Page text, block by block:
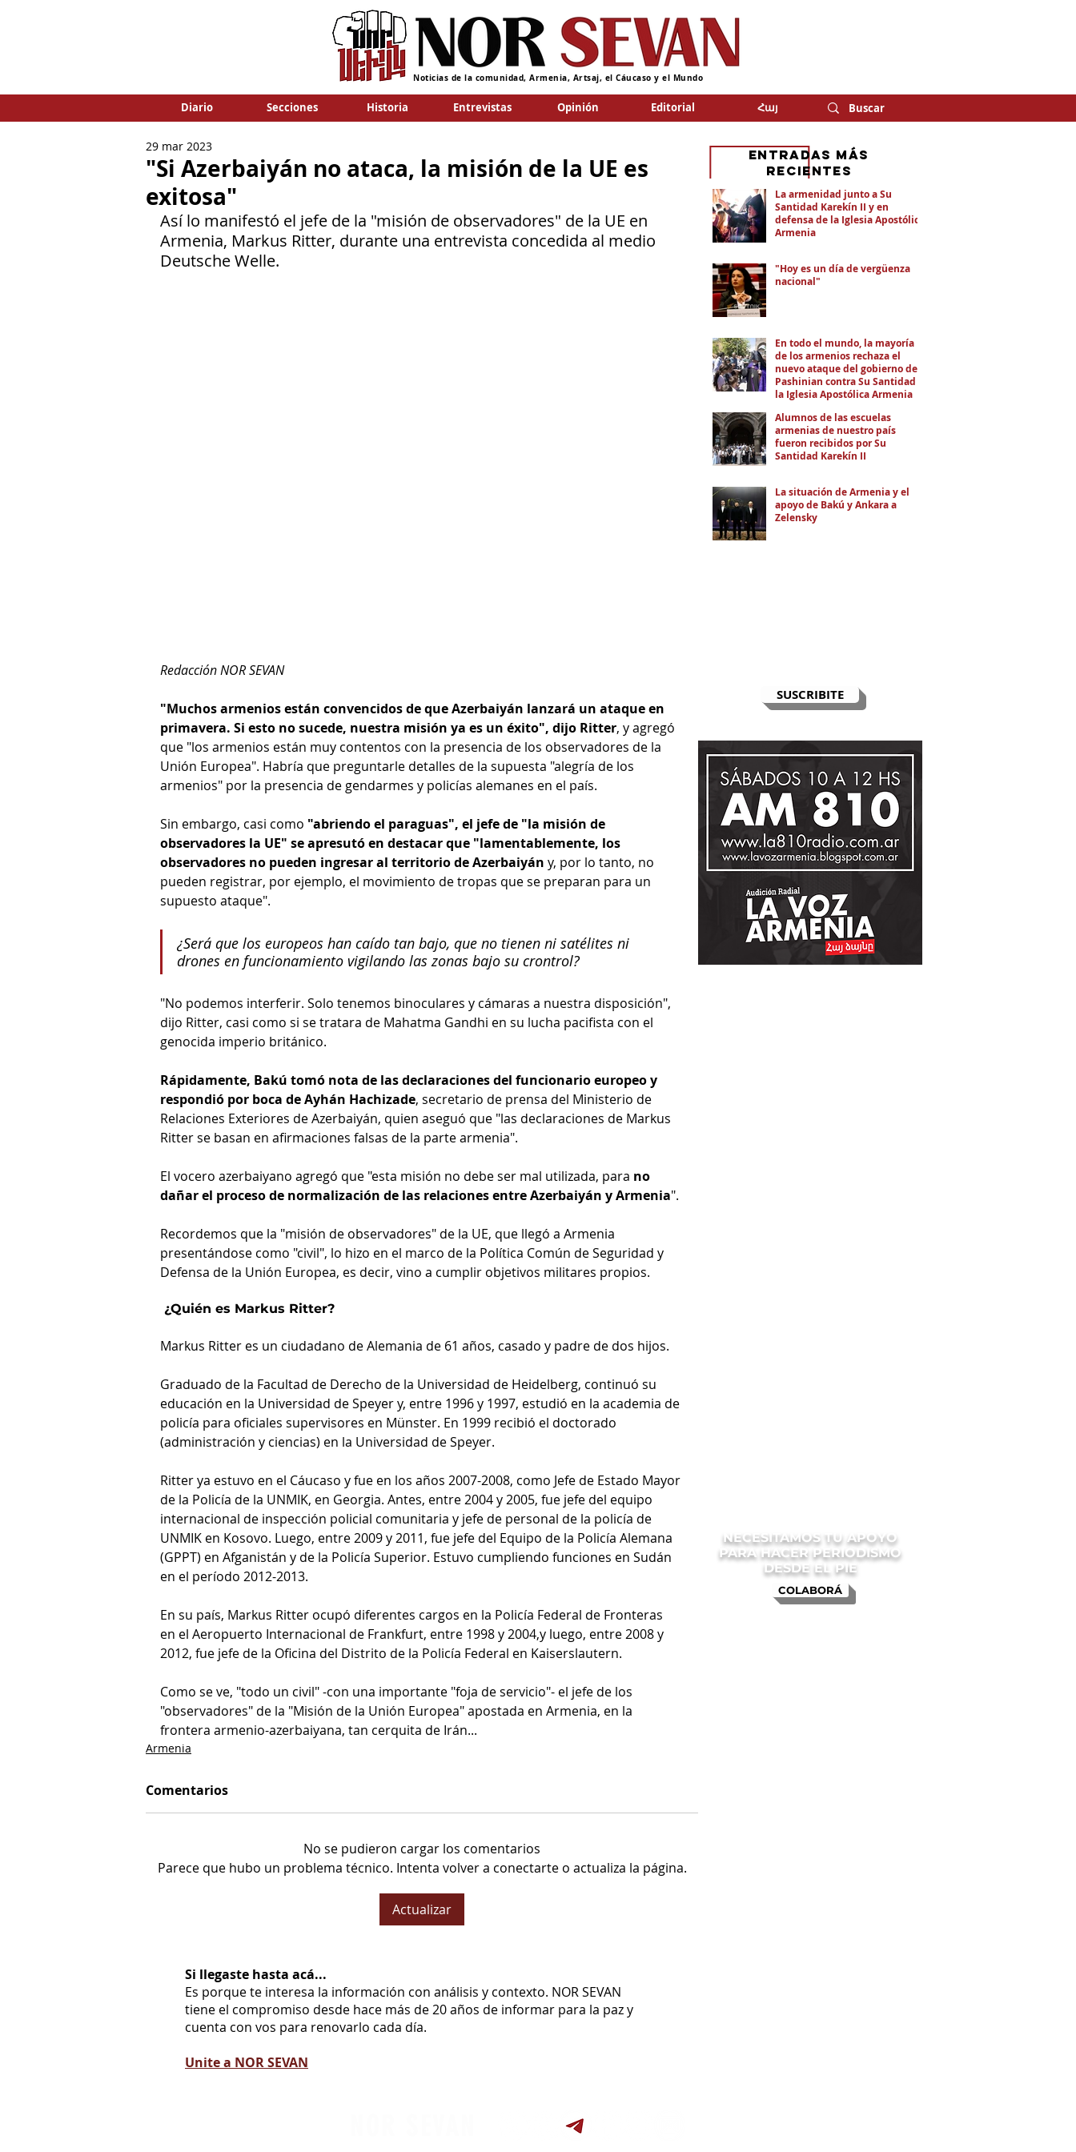
Noticias de la comunidad, Armenia, Artsaj, el Cáucaso y el Mundo
Diario Secciones Historia Entrevistas Opinión Editorial Հայ
"Si Azerbaiyán no ataca, la misión de la UE es
exitosa"
29 mar 2023
Así lo manifestó el jefe de la "misión de observadores" de la UE en
Armenia, Markus Ritter, durante una entrevista concedida al medio
Deutsche Welle.
Redacción NOR SEVAN
"Muchos armenios están convencidos de que Azerbaiyán lanzará un ataque en
primavera. Si esto no sucede, nuestra misión ya es un éxito", dijo Ritter, y agregó
que "los armenios están muy contentos con la presencia de los observadores de la
Unión Europea". Habría que preguntarle detalles de la supuesta "alegría de los
armenios" por la presencia de gendarmes y policías alemanes en el país.
Sin embargo, casi como "abriendo el paraguas", el jefe de "la misión de
observadores la UE" se apresutó en destacar que "lamentablemente, los
observadores no pueden ingresar al territorio de Azerbaiyán y, por lo tanto, no
pueden registrar, por ejemplo, el movimiento de tropas que se preparan para un
supuesto ataque".
¿Será que los europeos han caído tan bajo, que no tienen ni satélites ni
drones en funcionamiento vigilando las zonas bajo su crontrol?
"No podemos interferir. Solo tenemos binoculares y cámaras a nuestra disposición",
dijo Ritter, casi como si se tratara de Mahatma Gandhi en su lucha pacifista con el
genocida imperio británico.
Rápidamente, Bakú tomó nota de las declaraciones del funcionario europeo y
respondió por boca de Ayhán Hachizade, secretario de prensa del Ministerio de
Relaciones Exteriores de Azerbaiyán, quien aseguó que "las declaraciones de Markus
Ritter se basan en afirmaciones falsas de la parte armenia".
El vocero azerbaiyano agregó que "esta misión no debe ser mal utilizada, para no
dañar el proceso de normalización de las relaciones entre Azerbaiyán y Armenia".
Recordemos que la "misión de observadores" de la UE, que llegó a Armenia
presentándose como "civil", lo hizo en el marco de la Política Común de Seguridad y
Defensa de la Unión Europea, es decir, vino a cumplir objetivos militares propios.
¿Quién es Markus Ritter?
Markus Ritter es un ciudadano de Alemania de 61 años, casado y padre de dos hijos.
Graduado de la Facultad de Derecho de la Universidad de Heidelberg, continuó su
educación en la Universidad de Speyer y, entre 1996 y 1997, estudió en la academia de
policía para oficiales supervisores en Münster. En 1999 recibió el doctorado
(administración y ciencias) en la Universidad de Speyer.
Ritter ya estuvo en el Cáucaso y fue en los años 2007-2008, como Jefe de Estado Mayor
de la Policía de la UNMIK, en Georgia. Antes, entre 2004 y 2005, fue jefe del equipo
internacional de inspección policial comunitaria y jefe de personal de la policía de
UNMIK en Kosovo. Luego, entre 2009 y 2011, fue jefe del Equipo de la Policía Alemana
(GPPT) en Afganistán y de la Policía Superior. Estuvo cumpliendo funciones en Sudán
en el período 2012-2013.
En su país, Markus Ritter ocupó diferentes cargos en la Policía Federal de Fronteras
en el Aeropuerto Internacional de Frankfurt, entre 1998 y 2004,y luego, entre 2008 y
2012, fue jefe de la Oficina del Distrito de la Policía Federal en Kaiserslautern.
Como se ve, "todo un civil" -con una importante "foja de servicio"- el jefe de los
"observadores" de la "Misión de la Unión Europea" apostada en Armenia, en la
frontera armenio-azerbaiyana, tan cerquita de Irán...
Armenia
Comentarios
No se pudieron cargar los comentarios
Parece que hubo un problema técnico. Intenta volver a conectarte o actualiza la página.
Actualizar
SUSCRIBITE
La armenidad junto a Su
Santidad Karekín II y en
defensa de la Iglesia Apostólica
Armenia
"Hoy es un día de vergüenza
nacional"
En todo el mundo, la mayoría
de los armenios rechaza el
nuevo ataque del gobierno de
Pashinian contra Su Santidad y
la Iglesia Apostólica Armenia
Alumnos de las escuelas
armenias de nuestro país
fueron recibidos por Su
Santidad Karekín II
La situación de Armenia y el
apoyo de Bakú y Ankara a
Zelensky
eNTRADAS MÁS
RECIENTES
COLABORÁ
NECESITAMOS TU APOYO
PARA HACER PERIODISMO
DESDE EL PIE
Si llegaste hasta acá...
Es porque te interesa la información con análisis y contexto. NOR SEVAN
tiene el compromiso desde hace más de 20 años de informar para la paz y
cuenta con vos para renovarlo cada día.
Unite a NOR SEVAN